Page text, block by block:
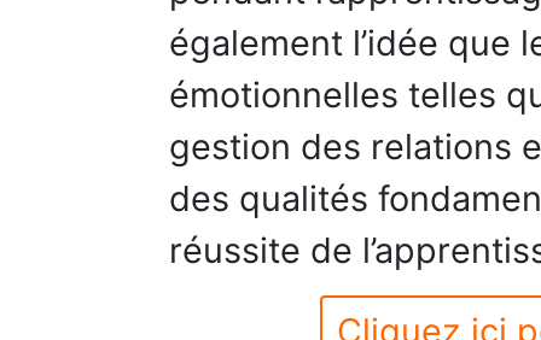
également l’idée que
émotionnelles telles
gestion des relations
des qualités
réussite de
Cliquez ici